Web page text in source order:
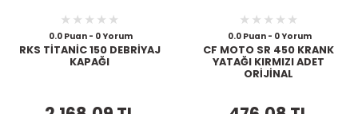
0.0 Puan - 0 Yorum
RKS TİTANİC 150 DEBRİYAJ
KAPAĞI
0.0 Puan - 0 Yorum
CF MOTO SR 450 KRANK
YATAĞI KIRMIZI ADET
ORİJİNAL